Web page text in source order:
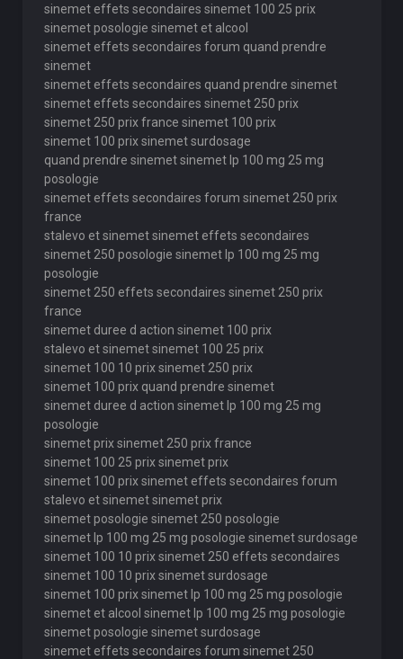
sinemet effets secondaires sinemet 100 25 prix
sinemet posologie sinemet et alcool
sinemet effets secondaires forum quand prendre
sinemet
sinemet effets secondaires quand prendre sinemet
sinemet effets secondaires sinemet 250 prix
sinemet 250 prix france sinemet 100 prix
sinemet 100 prix sinemet surdosage
quand prendre sinemet sinemet lp 100 mg 25 mg
posologie
sinemet effets secondaires forum sinemet 250 prix
france
stalevo et sinemet sinemet effets secondaires
sinemet 250 posologie sinemet lp 100 mg 25 mg
posologie
sinemet 250 effets secondaires sinemet 250 prix
france
sinemet duree d action sinemet 100 prix
stalevo et sinemet sinemet 100 25 prix
sinemet 100 10 prix sinemet 250 prix
sinemet 100 prix quand prendre sinemet
sinemet duree d action sinemet lp 100 mg 25 mg
posologie
sinemet prix sinemet 250 prix france
sinemet 100 25 prix sinemet prix
sinemet 100 prix sinemet effets secondaires forum
stalevo et sinemet sinemet prix
sinemet posologie sinemet 250 posologie
sinemet lp 100 mg 25 mg posologie sinemet surdosage
sinemet 100 10 prix sinemet 250 effets secondaires
sinemet 100 10 prix sinemet surdosage
sinemet 100 prix sinemet lp 100 mg 25 mg posologie
sinemet et alcool sinemet lp 100 mg 25 mg posologie
sinemet posologie sinemet surdosage
sinemet effets secondaires forum sinemet 250